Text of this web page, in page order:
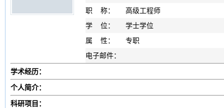
职 称：
高级工程师
学 位：
学士学位
属 性：
专职
电子邮件：
学术经历：
个人简介：
科研项目：